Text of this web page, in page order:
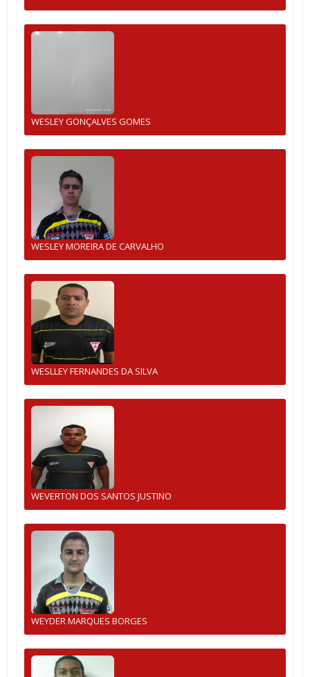
WESLEY GONÇALVES GOMES
WESLEY MOREIRA DE CARVALHO
WESLLEY FERNANDES DA SILVA
WEVERTON DOS SANTOS JUSTINO
WEYDER MARQUES BORGES